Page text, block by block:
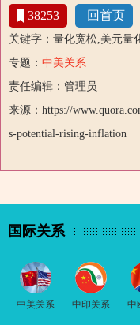
38253 回首页
关键字：量化宽松,美元量
专题： 中美关系
责任编辑：管理员
来源：https://
s-potential-rising-inflation
国际关系
中美关系 中印关系 中